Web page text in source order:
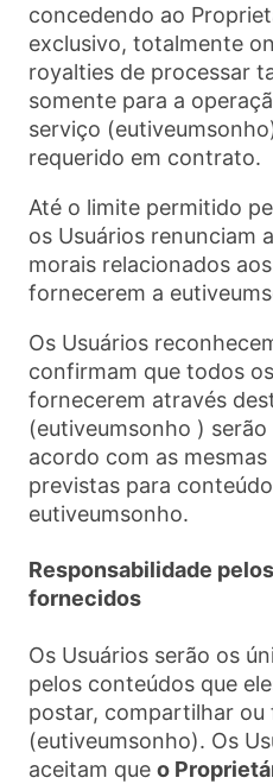
concedendo ao
exclusivo, totalmente
royalties de processar
somente para a
serviço
requerido em contrato.
Até o limite permitido
os Usuários renunciam
morais relacionados
fornecerem a
Os Usuários
confirmam que todos
fornecerem através
(eutiveumsonho )
acordo com as
previstas para
eutiveumsonho.
Responsabilidade
fornecidos
Os Usuários serão os
pelos conteúdos que
postar, compartilhar
(eutiveumsonho). Os
aceitam que o